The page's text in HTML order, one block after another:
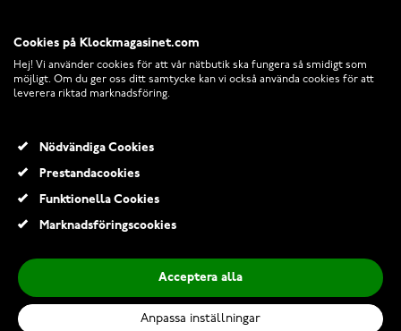
© 2026 Klockmagasinet.com
3 042,00 Kr 4 345,00 Kr
Lägg till i kundvagn
Cookies på Klockmagasinet.com
Hej! Vi använder cookies för att vår nätbutik ska fungera så smidigt som
möjligt. Om du ger oss ditt samtycke kan vi också använda cookies för att
leverera riktad marknadsföring.
Nödvändiga Cookies
Prestandacookies
Funktionella Cookies
Marknadsföringscookies
Acceptera alla
Anpassa inställningar